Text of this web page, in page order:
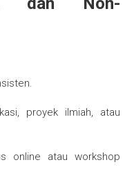
proyek ilmiah, atau
online atau workshop